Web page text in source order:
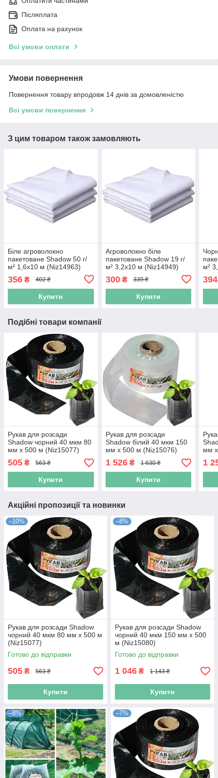
Післяплата
Оплата на рахунок
Всі умови оплати
Умови повернення
Повернення товару впродовж 14 днів за домовленістю
Всі умови повернення
З цим товаром також замовляють
Біле агроволокно
пакетоване Shadow 50 г/
м² 1,6x10 м (Niz14963)
356 ₴ 402 ₴
Купити
Агроволокно біле
пакетоване Shadow 19 г/
м² 3,2x10 м (Niz14949)
300₴ 339 ₴
Купити
м²
394
Подібні товари компанії
Рукав для розсади
Shadow чорний 40 мкм 80
мм х 500 м (Niz15077)
505 ₴ 563 ₴
Купити
Рукав для розсади
Shadow білий 40 мкм 150
мм х 500 м (Niz15076)
1 526₴ 1 630 ₴
Купити
мм
1
Акційні пропозиції та новинки
–10%
Рукав для розсади Shadow
чорний 40 мкм 80 мм х 500 м
(Niz15077)
Готово до відправки
505 ₴ 563 ₴
Купити
–8%
Рукав для розсади Shadow
чорний 40 мкм 150 мм х 500
м (Niz15080)
Готово до відправки
1 046 ₴ 1 143 ₴
Купити
–8% –7%